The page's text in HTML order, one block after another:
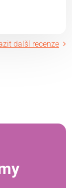
další recenze